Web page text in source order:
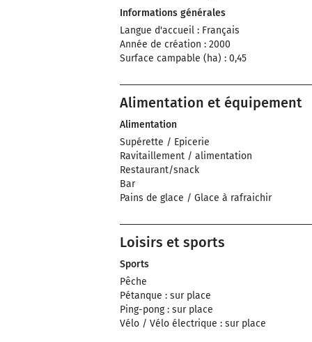
Informations générales
Langue d'accueil : Français
Année de création : 2000
Surface campable (ha) : 0,45
Alimentation et équipement
Alimentation
Supérette / Epicerie
Ravitaillement / alimentation
Restaurant/snack
Bar
Pains de glace / Glace à rafraichir
Loisirs et sports
Sports
Pêche
Pétanque : sur place
Ping-pong : sur place
Vélo / Vélo électrique : sur place